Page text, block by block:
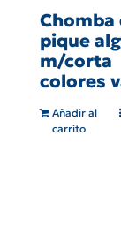
Chomba
pique
m/corta
colores
Añadir al
carrito